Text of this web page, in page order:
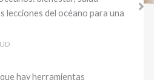
y hábitos saludables para
planeta
que hay herramientas